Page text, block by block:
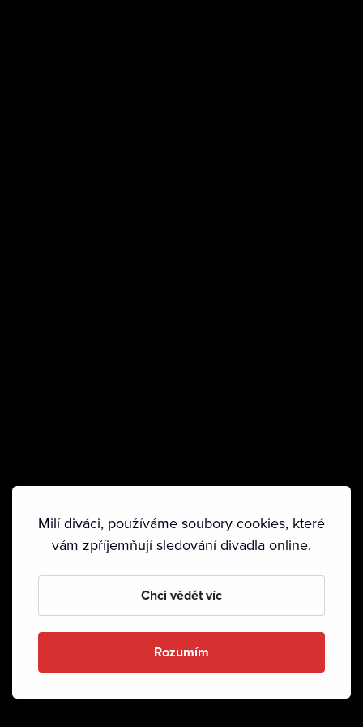
Milí diváci, používáme soubory cookies, které
vám zpříjemňují sledování divadla online.
Chci vědět víc
Rozumím